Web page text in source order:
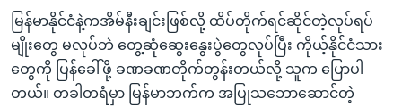
မြန်မာနိုင်ငံနဲ့ကအိမ်နီးချင်းဖြစ်လို့ ထိပ်တိုက်ရင်ဆိုင်တဲ့လုပ်ရပ်
မျိုးတွေ မလုပ်ဘဲ တွေ့ဆုံဆွေးနွေးပွဲတွေလုပ်ပြီး ကိုယ့်နိုင်ငံသား
တွေကို ပြန်ခေါ်ဖို့ ခဏခဏတိုက်တွန်းတယ်လို့ သူက ပြောပါ
တယ်။ တခါတရံမှာ မြန်မာဘက်က အပြုသဘောဆောင်တဲ့